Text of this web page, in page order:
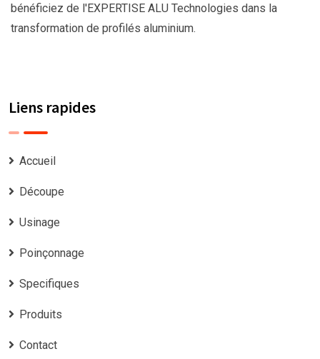
bénéficiez de l'EXPERTISE ALU Technologies dans la
transformation de profilés aluminium.
Liens rapides
Accueil
Découpe
Usinage
Poinçonnage
Specifiques
Produits
Contact